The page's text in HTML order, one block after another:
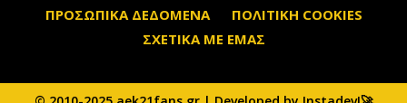
ΠΡΟΣΩΠΙΚΑ ΔΕΔΟΜΕΝΑ
ΠΟΛΙΤΙΚΗ COOKIES
ΣΧΕΤΙΚΑ ΜΕ ΕΜΑΣ